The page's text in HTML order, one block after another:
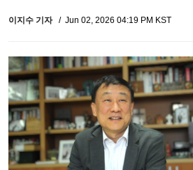
이지수 기자 Jun 02, 2026 04:19 PM KST